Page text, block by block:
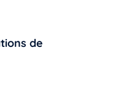
de